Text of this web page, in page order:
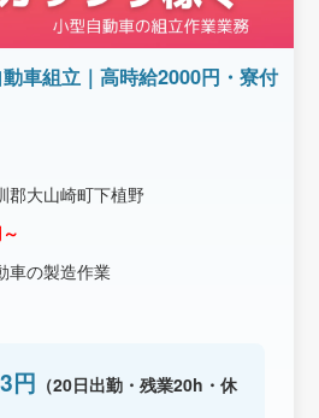
動車組立｜高時給2000円・寮付
郡大山崎町下植野
車の製造作業
円 （20日出勤・残業20h・休